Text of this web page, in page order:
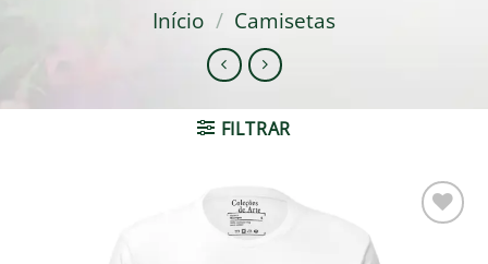
Início / Camisetas
FILTRAR